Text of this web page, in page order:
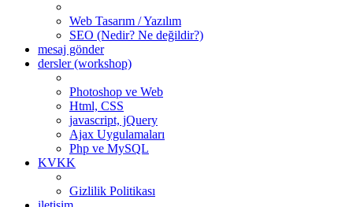
Web Tasarım / Yazılım
SEO (Nedir? Ne değildir?)
mesaj gönder
dersler (workshop)
Photoshop ve Web
Html, CSS
javascript, jQuery
Ajax Uygulamaları
Php ve MySQL
KVKK
Gizlilik Politikası